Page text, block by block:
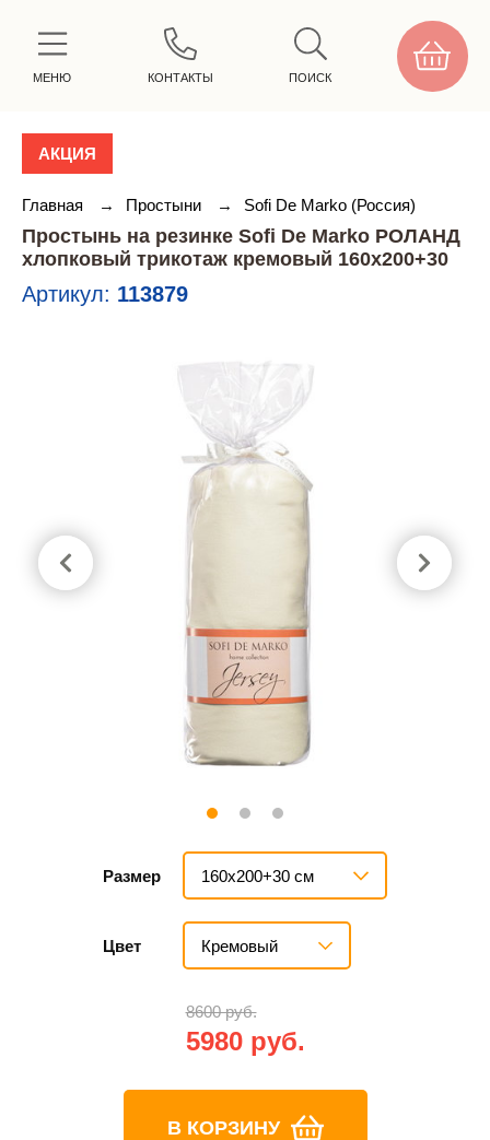
МЕНЮ КОНТАКТЫ ПОИСК
АКЦИЯ
Главная → Простыни → Sofi De Marko (Россия)
Простынь на резинке Sofi De Marko РОЛАНД
хлопковый трикотаж кремовый 160х200+30
Артикул: 113879
Размер 160х200+30 см
Цвет Кремовый
8600 руб.
5980 руб.
В КОРЗИНУ